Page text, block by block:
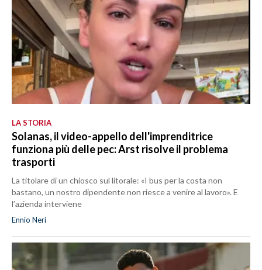
LA STORIA
Solanas, il video-appello dell'imprenditrice
funziona più delle pec: Arst risolve il problema
trasporti
La titolare di un chiosco sul litorale: «I bus per la costa non
bastano, un nostro dipendente non riesce a venire al lavoro». E
l’azienda interviene
Ennio Neri